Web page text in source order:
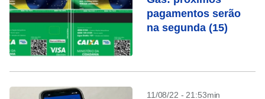
pagamentos serão
na segunda (15)
11/08/22 - 21:53min